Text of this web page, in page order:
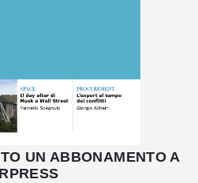
UN ABBONAMENTO A